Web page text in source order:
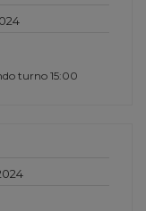
turno 15:00